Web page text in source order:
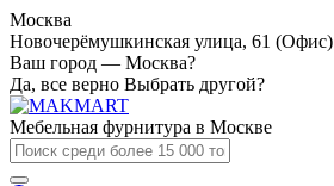
Москва
Новочерёмушкинская улица, 61 (Офис)
Ваш город — Москва?
Да, все верно Выбрать другой?
Мебельная фурнитура в Москве